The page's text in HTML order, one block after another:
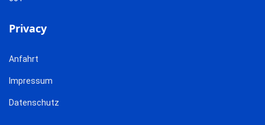
Privacy
Anfahrt
Impressum
Datenschutz